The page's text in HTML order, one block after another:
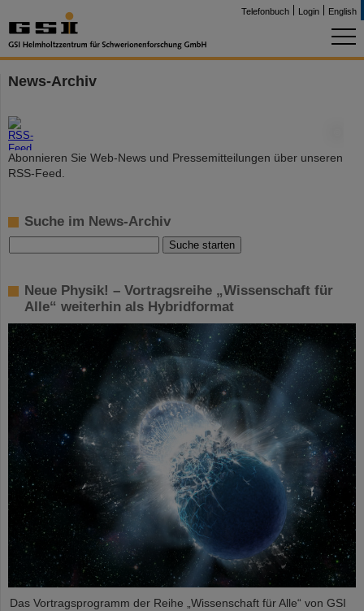
Telefonbuch Login English
News-Archiv
Abonnieren Sie Web-News und Pressemitteilungen über unseren
RSS-Feed.
Suche im News-Archiv
Neue Physik! – Vortragsreihe „Wissenschaft für
Alle“ weiterhin als Hybridformat
Das Vortragsprogramm der Reihe „Wissenschaft für Alle“ von GSI